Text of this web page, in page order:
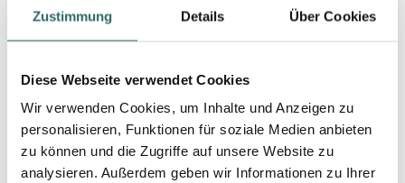
Zustimmung Details Über Cookies
Diese Webseite verwendet Cookies
Wir verwenden Cookies, um Inhalte und Anzeigen zu
personalisieren, Funktionen für soziale Medien anbieten
zu können und die Zugriffe auf unsere Website zu
analysieren. Außerdem geben wir Informationen zu Ihrer
auf 7 % gesenkt werden; dies betrifft die Umsätze
Restaurant verzehrt oder mitgenommen werden.
Die sog. Übungsleiterpauschale, die für Ausbilder,
Erzieher und Betreuer gilt und eine Steuerfreiheit
anordnet, soll ab 1.1.2026 von 3.000 € auf 3.300 €
angehoben werden.